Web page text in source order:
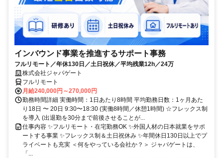
インバウンド事業を推進するサポート事務
フルリモート／年休130日／土日祝休／平均残業12h／24万
株式会社ジャパゲート
フルリモート
月給240,000円～270,000円
勤務時間詳細 実働時間：1日あたり8時間 平均勤務日数：1ヶ月あた
り18日 〜 20日 9:30〜18:30 (実働8時間／休憩1時間) ☆フレックス制
を導入 (出退勤を30分まで前後させることが...
仕事内容 ✨フルリモート・在宅勤務OK ✨外国人材の日本就業をサポ
ートする事業 ✨フレックス制＆土日祝休み ✨年間休日130日以上でプ
ライベートも充実 ＜何をやっている会社か？＞ ジャパゲートは、
「...